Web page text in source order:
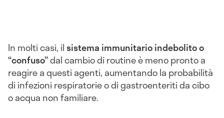
In molti casi, ilsistema immunitario indebolito o
“confuso”dal cambio di routine è meno pronto a
reagire a questi agenti, aumentando la probabilità
di infezioni respiratorie o di gastroenteriti da cibo
o acqua non familiare.